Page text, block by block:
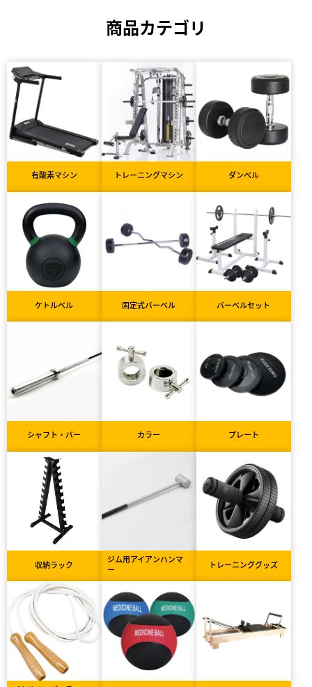
商品カテゴリ
有酸素マシン トレーニングマシン ダンベル
ケトルベル 固定式バーベル バーベルセット
シャフト・バー カラー プレート
収納ラック
ジム用アイアンハンマ
ー
トレーニンググッズ